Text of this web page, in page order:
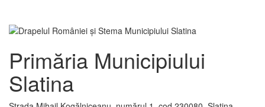
Primăria Municipiului
Slatina